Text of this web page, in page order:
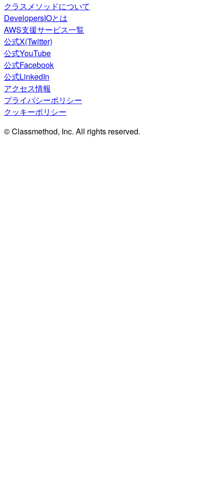
クラスメソッドについて
DevelopersIOとは
AWS支援サービス一覧
公式X(Twitter)
公式YouTube
公式Facebook
公式LinkedIn
アクセス情報
プライバシーポリシー
クッキーポリシー
© Classmethod, Inc. All rights reserved.